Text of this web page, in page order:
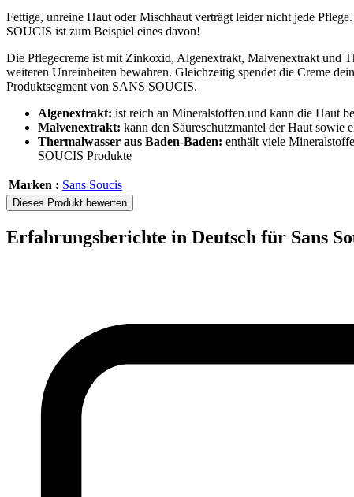
Fettige, unreine Haut oder Mischhaut verträgt leider nicht jede
SOUCIS ist zum Beispiel eines davon!
Die Pflegecreme ist mit Zinkoxid, Algenextrakt, Malvenextrakt und
weiteren Unreinheiten bewahren. Gleichzeitig spendet die Creme
Produktsegment von SANS SOUCIS.
Algenextrakt: ist reich an Mineralstoffen und kann die Haut
Malvenextrakt: kann den Säureschutzmantel der Haut sowie
Thermalwasser aus Baden-Baden: enthält viele
SOUCIS Produkte
Marken : Sans Soucis
Dieses Produkt bewerten
Erfahrungsberichte in Deutsch für Sans